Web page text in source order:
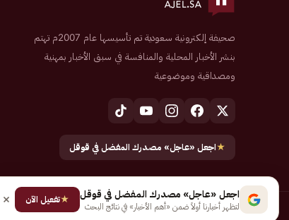
صحيفة إلكترونية سعودية تم تأسيسها عام 2007م تهتم
بنشر الأخبار المحلية والمنافسة في سبق الأخبار بمهنية
ومصداقية وموضوعية
★اجعل «عاجل» مصدرك المفضل في قوقل
جميع الحقوق محفوظة لـ شركة إيجاز للنشر الإلكتروني المالكة لصحيفة عاجل
اجعل «عاجل» مصدرك المفضل في قوقل
لتظهر أخبارنا أولاً ضمن «أهم الأخبار» في نتائج البحث
★تفعيل الآن